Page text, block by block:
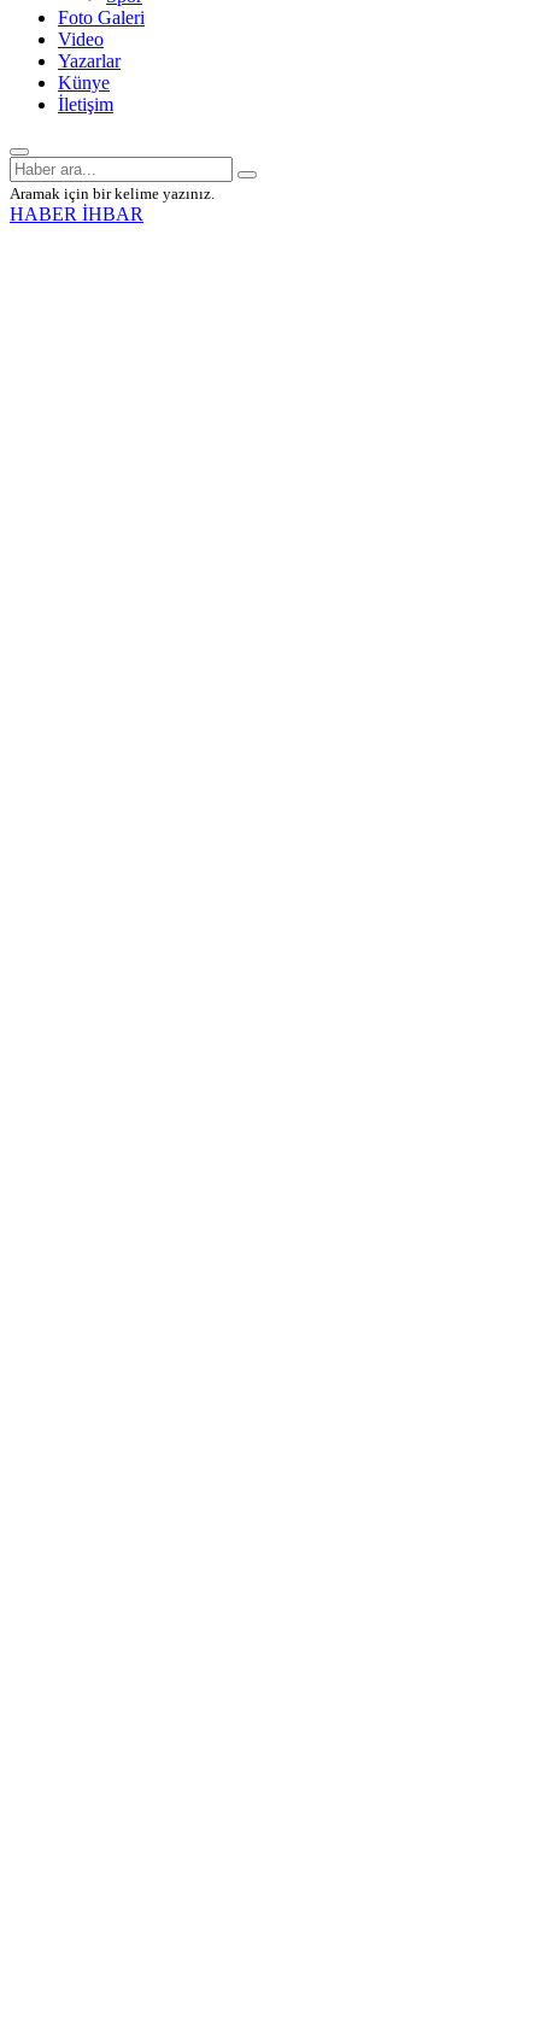
Foto Galeri
Video
Yazarlar
Künye
İletişim
Aramak için bir kelime yazınız.
HABER İHBAR